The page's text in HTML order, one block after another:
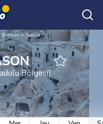
Batman Sason
SASON
Bölgesi)